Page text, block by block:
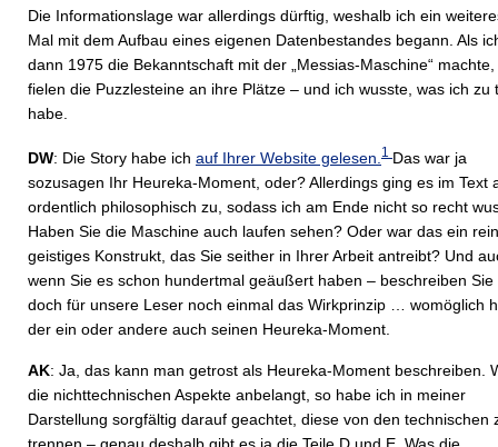
Die Informationslage war allerdings dürftig, weshalb ich ein
Mal mit dem Aufbau eines eigenen Datenbestandes begann. Als
dann 1975 die Bekanntschaft mit der „Messias-Maschine“ machte,
fielen die Puzzlesteine an ihre Plätze – und ich wusste, was ich zu
habe.
DW: Die Story habe ich auf Ihrer Website gelesen. 1 Das war ja
sozusagen Ihr Heureka-Moment, oder? Allerdings ging es im Text
ordentlich philosophisch zu, sodass ich am Ende nicht so recht
Haben Sie die Maschine auch laufen sehen? Oder war das ein rein
geistiges Konstrukt, das Sie seither in Ihrer Arbeit antreibt? Und
wenn Sie es schon hundertmal geäußert haben – beschreiben Sie
doch für unsere Leser noch einmal das Wirkprinzip … womöglich
der ein oder andere auch seinen Heureka-Moment.
AK: Ja, das kann man getrost als Heureka-Moment beschreiben.
die nichttechnischen Aspekte anbelangt, so habe ich in meiner
Darstellung sorgfältig darauf geachtet, diese von den technischen
trennen – genau deshalb gibt es ja die Teile D und E. Was die